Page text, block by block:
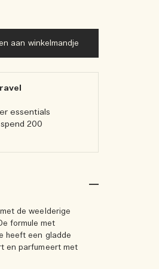
aan winkelmandje
essentials
200
de weelderige
formule met
heeft een gladde
en parfumeert met